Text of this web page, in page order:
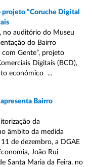
projeto “Coruche Digital
no auditório do Museu
do Bairro
Gente”, projeto
Digitais (BCD),
económico ...
Bairro
da
âmbito da medida
de dezembro, a DGAE
João Rui
Santa Maria da Feira, no